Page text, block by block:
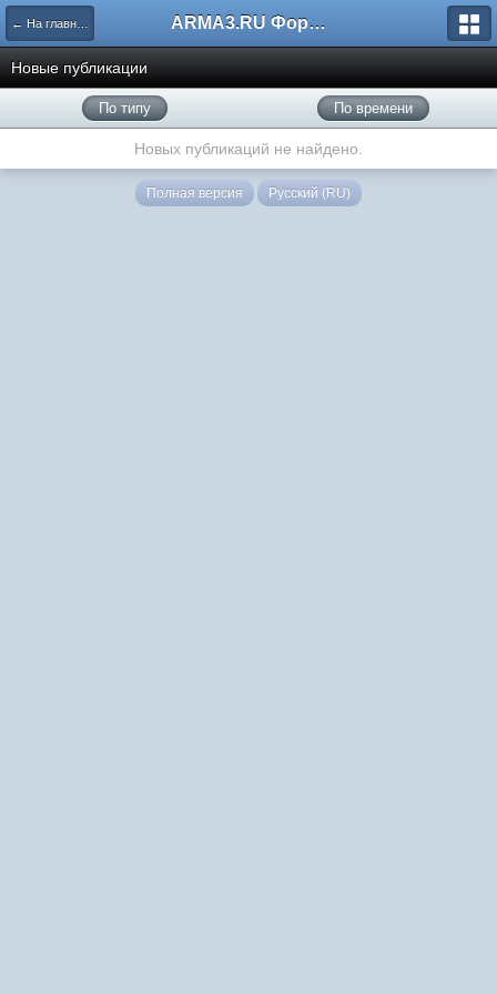
← На главную ARMA3.RU Форум
Новые публикации
По типу По времени
Новых публикаций не найдено.
Полная версия Русский (RU)